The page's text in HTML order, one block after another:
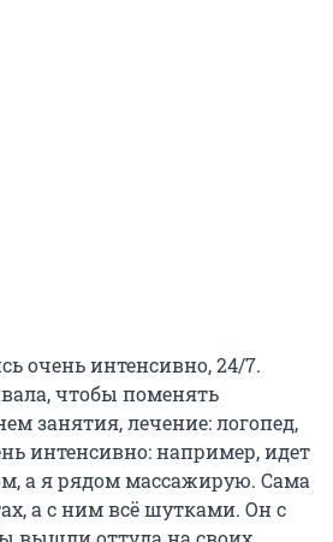
очень интенсивно, 24/7.
чтобы поменять
занятия, лечение: логопед,
интенсивно: например, идет
а я рядом массажирую. Сама
а с ним всё шутками. Он с